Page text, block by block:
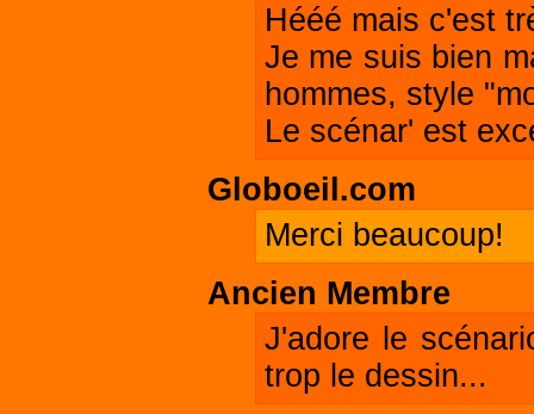
Hééé mais c'est
Je me suis bien
hommes, style
Le scénar' est
Globoeil.com
Merci beaucoup!
Ancien Membre
J'adore le
trop le dessin...